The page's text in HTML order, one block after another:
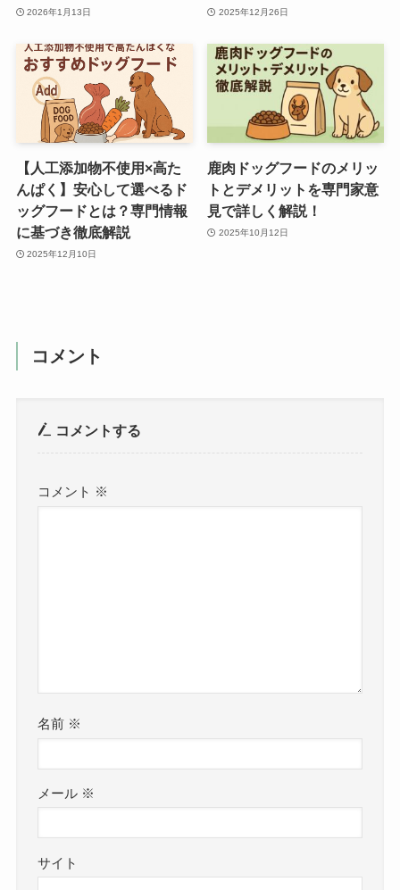
2026年1月13日 2025年12月26日
【人工添加物不使用×高た
んぱく】安心して選べるド
ッグフードとは？専門情報
に基づき徹底解説
2025年12月10日
鹿肉ドッグフードのメリッ
トとデメリットを専門家意
見で詳しく解説！
2025年10月12日
コメント
コメントする
コメント ※
名前 ※
メール ※
サイト